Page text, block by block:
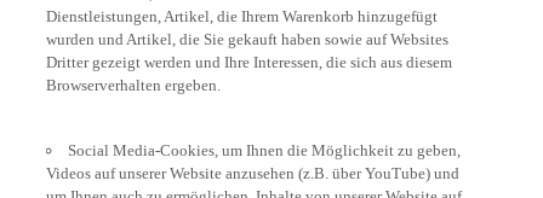
Dienstleistungen, Artikel, die Ihrem Warenkorb hinzugefügt
wurden und Artikel, die Sie gekauft haben sowie auf Websites
Dritter gezeigt werden und Ihre Interessen, die sich aus diesem
Browserverhalten ergeben.
Social Media-Cookies, um Ihnen die Möglichkeit zu geben,
Videos auf unserer Website anzusehen (z.B. über YouTube) und
um Ihnen auch zu ermöglichen, Inhalte von unserer Website auf